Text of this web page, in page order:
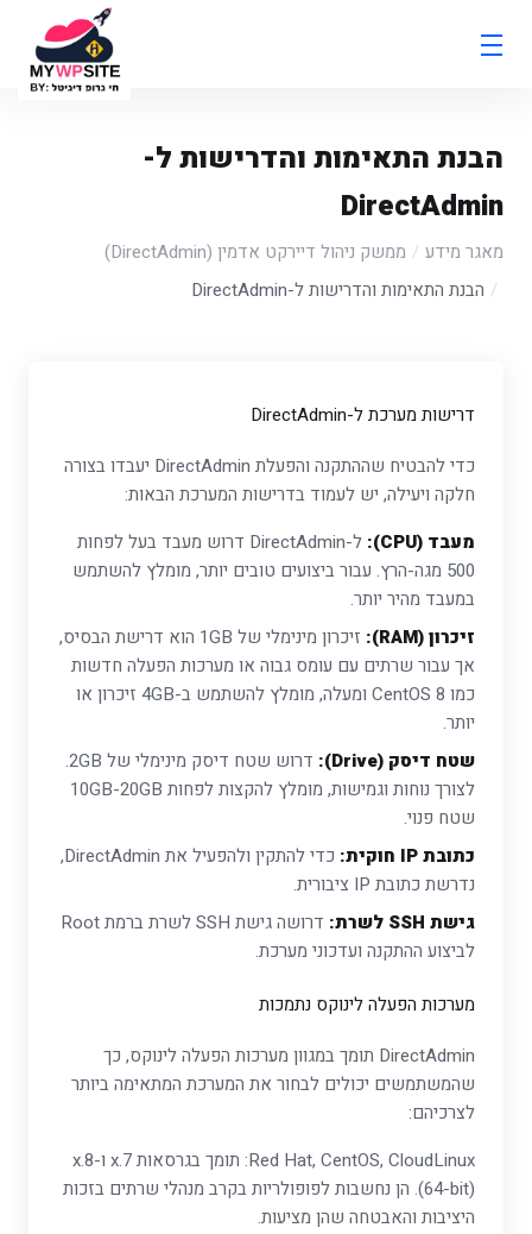
הבנת התאימות והדרישות ל-
DirectAdmin
מאגר מידע
ממשק ניהול דיירקט אדמין (DirectAdmin)
הבנת התאימות והדרישות ל-DirectAdmin
דרישות מערכת ל-DirectAdmin
כדי להבטיח שההתקנה והפעלת DirectAdmin יעבדו בצורה
חלקה ויעילה, יש לעמוד בדרישות המערכת הבאות:
מעבד (CPU):
ל-DirectAdmin דרוש מעבד בעל לפחות
500 מגה-הרץ. עבור ביצועים טובים יותר, מומלץ להשתמש
במעבד מהיר יותר.
זיכרון (RAM):
זיכרון מינימלי של 1GB הוא דרישת הבסיס,
אך עבור שרתים עם עומס גבוה או מערכות הפעלה חדשות
כמו CentOS 8 ומעלה, מומלץ להשתמש ב-4GB זיכרון או
יותר.
שטח דיסק (Drive):
דרוש שטח דיסק מינימלי של 2GB.
לצורך נוחות וגמישות, מומלץ להקצות לפחות 10GB-20GB
שטח פנוי.
כתובת IP חוקית:
כדי להתקין ולהפעיל את DirectAdmin,
נדרשת כתובת IP ציבורית.
גישת SSH לשרת:
דרושה גישת SSH לשרת ברמת Root
לביצוע ההתקנה ועדכוני מערכת.
מערכות הפעלה לינוקס נתמכות
DirectAdmin תומך במגוון מערכות הפעלה לינוקס, כך
שהמשתמשים יכולים לבחור את המערכת המתאימה ביותר
לצרכיהם:
Red Hat, CentOS, CloudLinux: תומך בגרסאות 7.x ו-8.x
(64-bit). הן נחשבות לפופולריות בקרב מנהלי שרתים בזכות
היציבות והאבטחה שהן מציעות.